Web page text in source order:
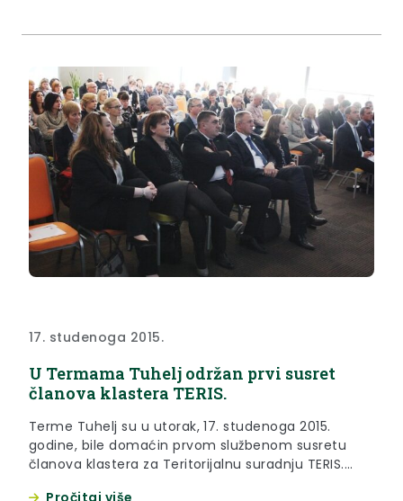
17. studenoga 2015.
U Termama Tuhelj održan prvi susret
članova klastera TERIS.
Terme Tuhelj su u utorak, 17. studenoga 2015.
godine, bile domaćin prvom službenom susretu
članova klastera za Teritorijalnu suradnju TERIS.